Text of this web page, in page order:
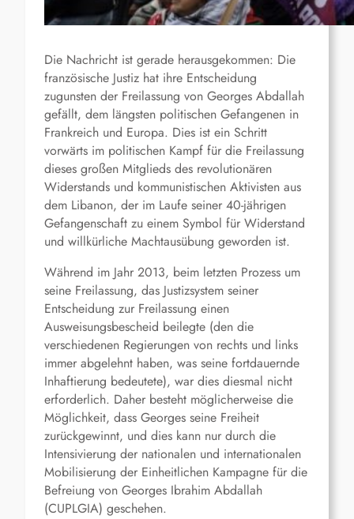
Die Nachricht ist gerade herausgekommen: Die
französische Justiz hat ihre Entscheidung
zugunsten der Freilassung von Georges Abdallah
gefällt, dem längsten politischen Gefangenen in
Frankreich und Europa. Dies ist ein Schritt
vorwärts im politischen Kampf für die Freilassung
dieses großen Mitglieds des revolutionären
Widerstands und kommunistischen Aktivisten aus
dem Libanon, der im Laufe seiner 40-jährigen
Gefangenschaft zu einem Symbol für Widerstand
und willkürliche Machtausübung geworden ist.
Während im Jahr 2013, beim letzten Prozess um
seine Freilassung, das Justizsystem seiner
Entscheidung zur Freilassung einen
Ausweisungsbescheid beilegte (den die
verschiedenen Regierungen von rechts und links
immer abgelehnt haben, was seine fortdauernde
Inhaftierung bedeutete), war dies diesmal nicht
erforderlich. Daher besteht möglicherweise die
Möglichkeit, dass Georges seine Freiheit
zurückgewinnt, und dies kann nur durch die
Intensivierung der nationalen und internationalen
Mobilisierung der Einheitlichen Kampagne für die
Befreiung von Georges Ibrahim Abdallah
(CUPLGIA) geschehen.